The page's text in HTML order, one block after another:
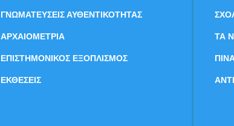
ΓΝΩΜΑΤΕΥΣΕΙΣ ΑΥΘΕΝΤΙΚΟΤΗΤΑΣ
ΑΡΧΑΙΟΜΕΤΡΙΑ
ΕΠΙΣΤΗΜΟΝΙΚΟΣ ΕΞΟΠΛΙΣΜΟΣ
ΕΚΘΕΣΕΙΣ
ΤΑ